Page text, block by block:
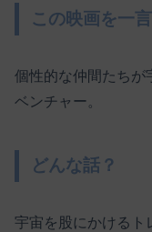
この映画を一
個性的な仲間たちが
ベンチャー。
どんな話？
宇宙を股にかけるト